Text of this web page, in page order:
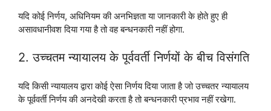
यदि कोई निर्णय, अधिनियम की अनभिज्ञता या जानकारी के होते हुए ही
असावधानीवश दिया गया है तो वह बन्धनकारी नहीं होगा.
2. उच्चतम न्यायालय के पूर्ववर्ती निर्णयों के बीच विसंगति
यदि किसी न्यायालय द्वारा कोई ऐसा निर्णय दिया जाता है जो उच्चतर न्यायालय
के पूर्ववर्ती निर्णय की अनदेखी करता है तो बन्धनकारी प्रभाव नहीं रखेगा.